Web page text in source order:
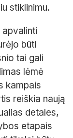
stiklinimu.
būti
tai gali
lėmė
kampais
reiškia naują
detales,
etapais